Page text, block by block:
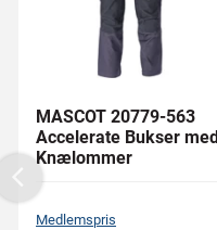
MASCOT 20779-563
Accelerate Bukser med
Knælommer
Medlemspris
Previous